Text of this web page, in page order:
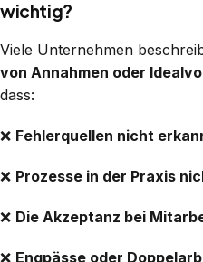
wichtig?
Viele Unternehmen
von Annahmen oder
dass:
❌ Fehlerquellen nicht
❌ Prozesse in der Praxis
❌ Die Akzeptanz bei
❌ Engpässe oder